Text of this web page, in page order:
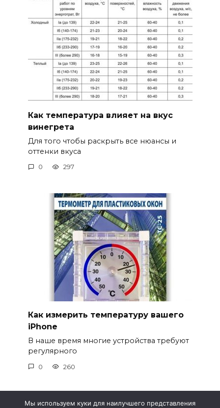
Как температура влияет на вкус
винегрета
Для того чтобы раскрыть все нюансы и
оттенки вкуса
0 297
Как измерить температуру вашего
iPhone
В наше время многие устройства требуют
регулярного
0 260
Мы используем куки для наилучшего представления